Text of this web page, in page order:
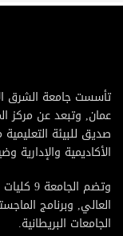
صديق للبيئة
الأكاديمية والإدارية
العالي, وبرنامج
الجامعات البريطانية.